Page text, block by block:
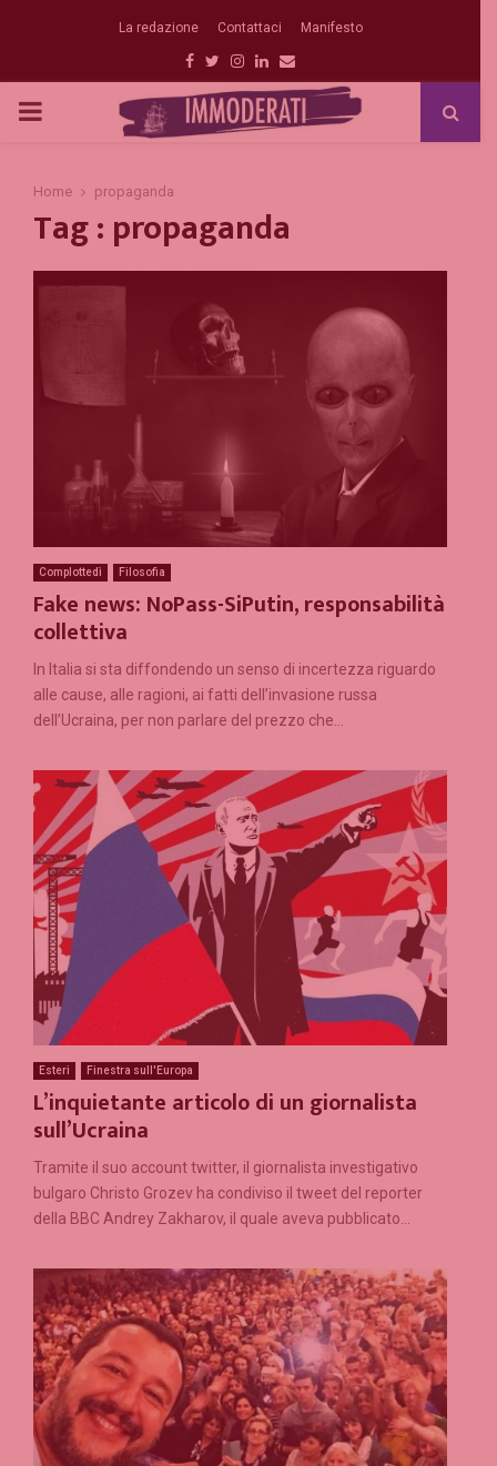
La redazione Contattaci Manifesto
Facebook
Twitter
Instagram
Linkedin
Email
PRIMARY
Home propaganda
Tag : propaganda
Complottedì Filosofia
Fake news: NoPass-SiPutin, responsabilità
collettiva
In Italia si sta diffondendo un senso di incertezza riguardo
alle cause, alle ragioni, ai fatti dell’invasione russa
dell’Ucraina, per non parlare del prezzo che...
Esteri Finestra sull'Europa
L’inquietante articolo di un giornalista
sull’Ucraina
Tramite il suo account twitter, il giornalista investigativo
bulgaro Christo Grozev ha condiviso il tweet del reporter
della BBC Andrey Zakharov, il quale aveva pubblicato...